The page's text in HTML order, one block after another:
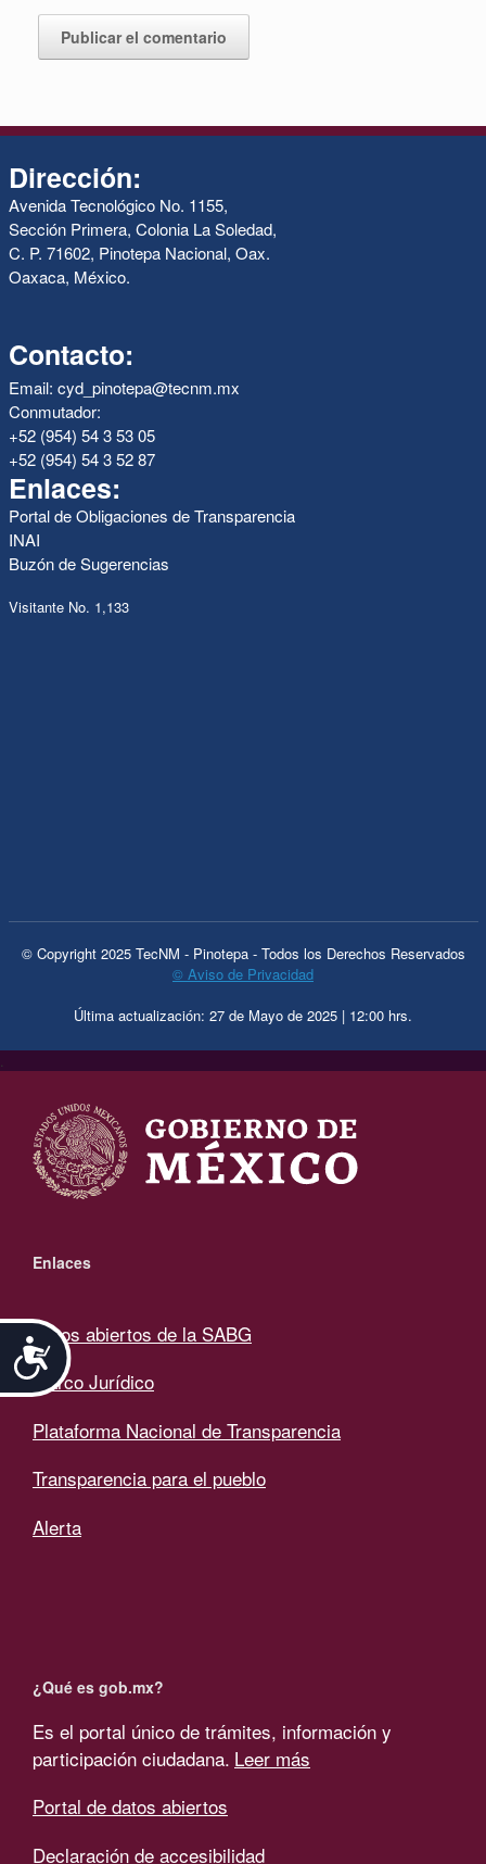
Accesibilidad
Dirección:
Avenida Tecnológico No. 1155,
Sección Primera, Colonia La Soledad,
C. P. 71602, Pinotepa Nacional, Oax.
Oaxaca, México.
Contacto:
Email: cyd_pinotepa@tecnm.mx
Conmutador:
+52 (954) 54 3 53 05
+52 (954) 54 3 52 87
Enlaces:
Portal de Obligaciones de Transparencia
INAI
Buzón de Sugerencias
Visitante No. 1,133
© Copyright 2025 TecNM - Pinotepa - Todos los Derechos Reservados
© Aviso de Privacidad
Última actualización: 27 de Mayo de 2025 | 12:00 hrs.
Enlaces
Datos abiertos de la SABG
Marco Jurídico
Plataforma Nacional de Transparencia
Transparencia para el pueblo
Alerta
¿Qué es gob.mx?
Es el portal único de trámites, información y
participación ciudadana. Leer más
Portal de datos abiertos
Declaración de accesibilidad